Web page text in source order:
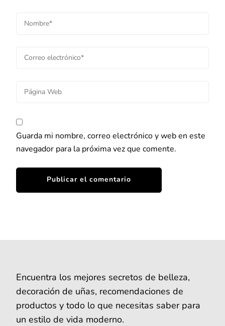
Guarda mi nombre, correo electrónico y web en este
navegador para la próxima vez que comente.
Encuentra los mejores secretos de belleza,
decoración de uñas, recomendaciones de
productos y todo lo que necesitas saber para
un estilo de vida moderno.